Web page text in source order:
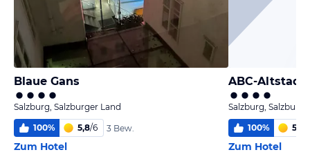
Blaue Gans
Salzburg, Salzburger Land
100% 5,8/6 3 Bew.
Zum Hotel
ABC-
Salzburg,
100% 5,9
Zum Hotel